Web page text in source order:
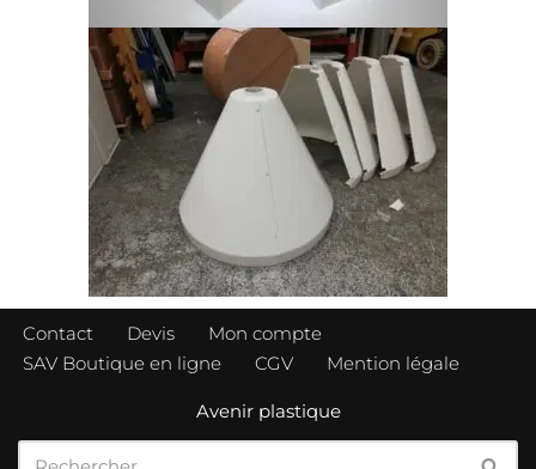
Contact Devis
Mon compte
SAV Boutique en ligne
CGV Mention légale
Avenir plastique